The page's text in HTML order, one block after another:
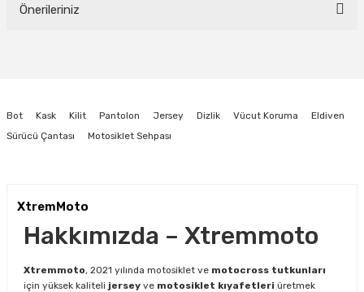
Önerileriniz
Ürün resmi kalitesiz, bozuk veya görüntülenemiyor.
Ürün fiyatı diğer sitelerden daha pahalı.
Bu ürüne benzer farklı alternatifler olmalı.
Bot Kask Kilit Pantolon Jersey Dizlik Vücut Koruma
Eldiven
Sürücü Çantası
Motosiklet Sehpası
XtremMoto
Hakkımızda – Xtremmoto
Xtremmoto, 2021 yılında motosiklet ve motocross tutkunları
için yüksek kaliteli jersey ve motosiklet kıyafetleri üretmek